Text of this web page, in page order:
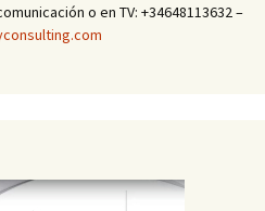
o en TV: +34648113632 –